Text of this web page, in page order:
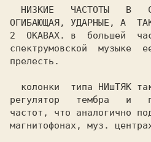
ОГИБАЮЩАЯ, УДАРНЫЕ, А
2  OKABAX. в  большей
спектрумовской  музыке
регулятор   тембра   и
частот, что аналогично
магнитофонах, муз.